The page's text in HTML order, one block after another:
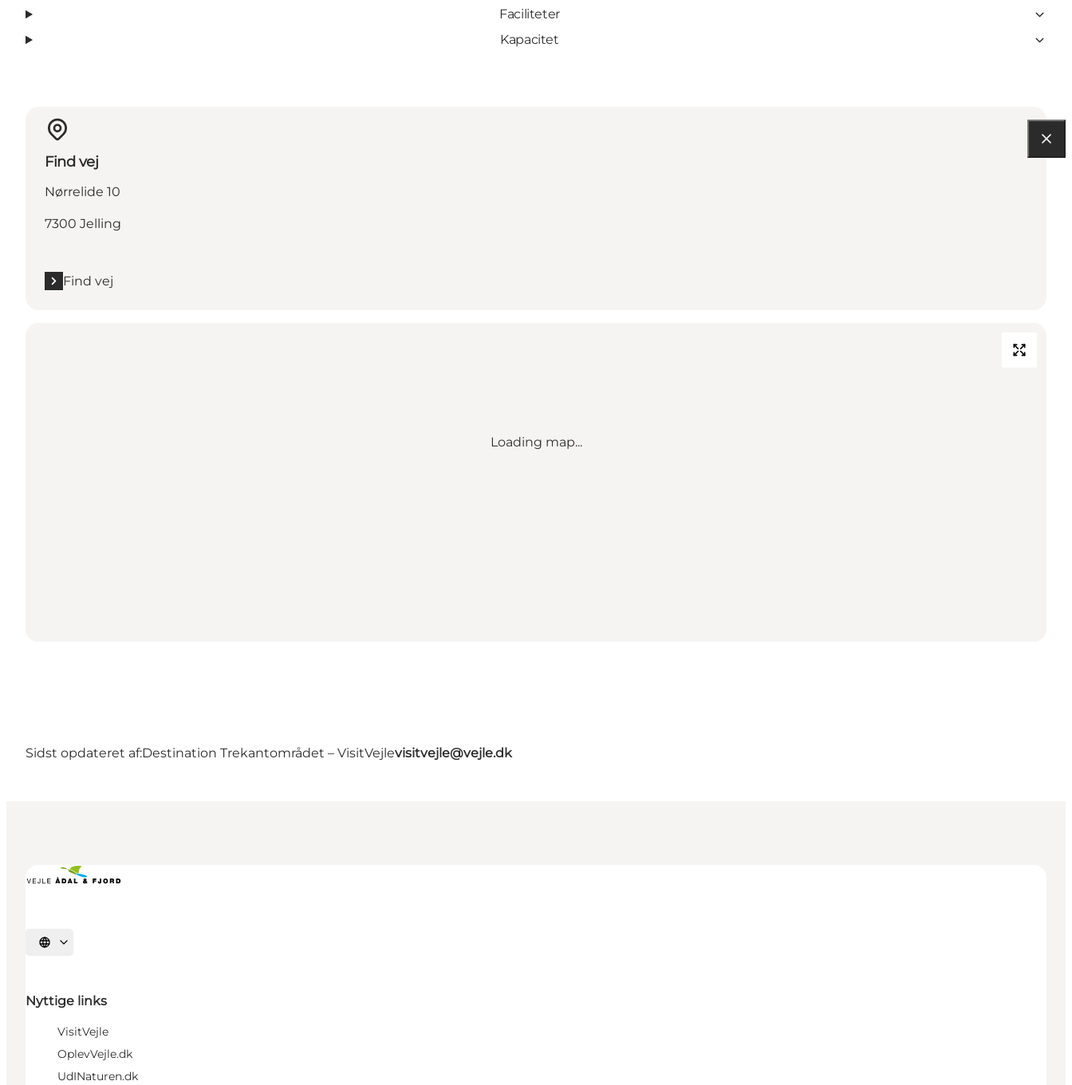
Faciliteter
Kapacitet
Find vej
Nørrelide 10
7300 Jelling
Find vej
Loading map...
Sidst opdateret af:Destination Trekantområdet – VisitVejlevisitvejle@vejle.dk
Vælg sprog
Nyttige links
VisitVejle
OplevVejle.dk
UdINaturen.dk